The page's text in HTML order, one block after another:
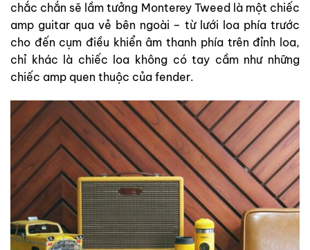
chắc chắn sẽ lầm tưởng Monterey Tweed là một chiếc
amp guitar qua vẻ bên ngoài – từ lưới loa phía trước
cho đến cụm điều khiển âm thanh phía trên đỉnh loa,
chỉ khác là chiếc loa không có tay cầm như những
chiếc amp quen thuộc của fender.